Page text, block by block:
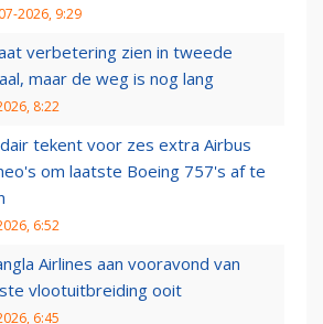
2026, 9:29
verbetering zien in tweede
maar de weg is nog lang
8:22
tekent voor zes extra Airbus
om laatste Boeing 757's af te
6:52
Airlines aan vooravond van
vlootuitbreiding ooit
6:45